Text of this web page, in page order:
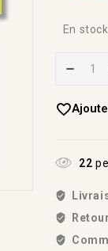
En stock
22